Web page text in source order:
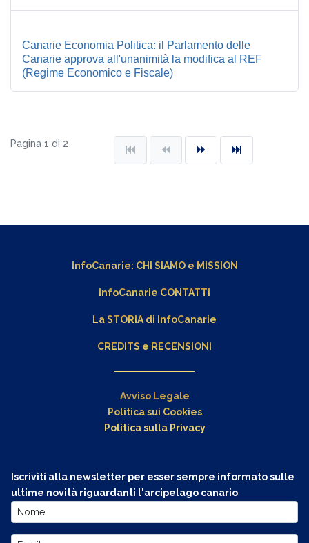
Canarie Economia Politica: il Parlamento delle
Canarie approva all'unanimità la modifica al REF
(Regime Economico e Fiscale)
Pagina 1 di 2
InfoCanarie: CHI SIAMOe MISSION
InfoCanarie CONTATTI
La STORIA di InfoCanarie
CREDITS e RECENSIONI
Avviso Legale
Politica sui Cookies
Politica sulla Privacy
Iscriviti alla newsletter per esser sempre informato sulle
ultime novità riguardanti l'arcipelago canario